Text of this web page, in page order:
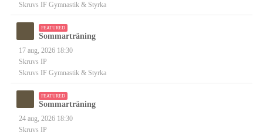
Skruvs IF Gymnastik & Styrka
FEATURED
Sommarträning
17 aug, 2026 18:30
Skruvs IP
Skruvs IF Gymnastik & Styrka
FEATURED
Sommarträning
24 aug, 2026 18:30
Skruvs IP